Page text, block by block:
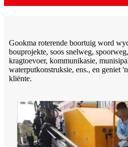
Gookma roterende boortuig word
bouprojekte, soos snelweg,
kragtoevoer, kommunikasie,
waterputkonstruksie, ens., en geniet
kliënte.